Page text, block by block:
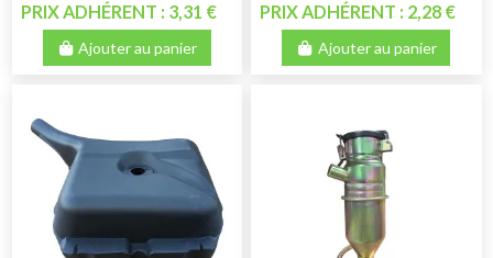
PRIX ADHÉRENT : 3,31 €
Ajouter au panier
PRIX ADHÉRENT : 2,28 €
Ajouter au panier